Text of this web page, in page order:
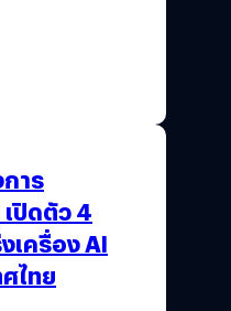
าร
ปิดตัว 4
เครื่อง AI
ไทย